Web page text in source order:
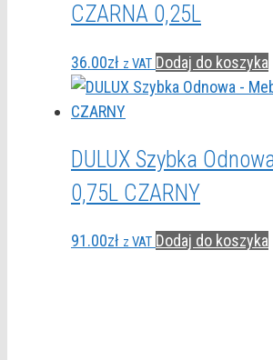
CZARNA 0,25L
36.00zł z VAT Dodaj do koszyka
DULUX Szybka
0,75L CZARNY
91.00zł z VAT Dodaj do koszyka